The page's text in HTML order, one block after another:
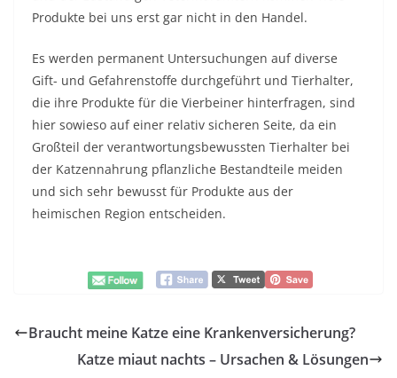
Produkte bei uns erst gar nicht in den Handel.
Es werden permanent Untersuchungen auf diverse
Gift- und Gefahrenstoffe durchgeführt und Tierhalter,
die ihre Produkte für die Vierbeiner hinterfragen, sind
hier sowieso auf einer relativ sicheren Seite, da ein
Großteil der verantwortungsbewussten Tierhalter bei
der Katzennahrung pflanzliche Bestandteile meiden
und sich sehr bewusst für Produkte aus der
heimischen Region entscheiden.
Braucht meine Katze eine Krankenversicherung?
Katze miaut nachts – Ursachen & Lösungen